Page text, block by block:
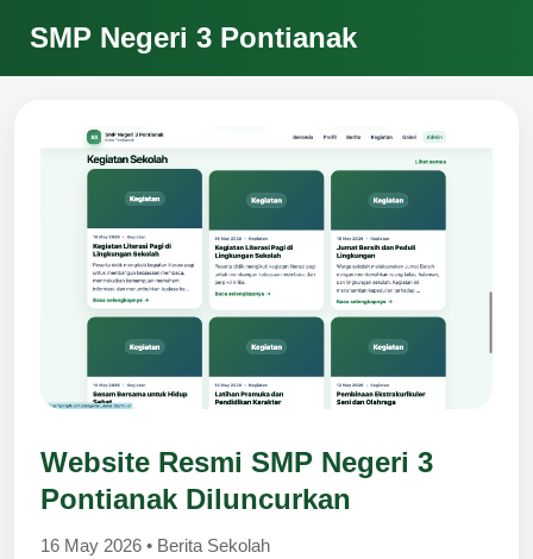
SMP Negeri 3 Pontianak
Website Resmi SMP Negeri 3
Pontianak Diluncurkan
16 May 2026 • Berita Sekolah